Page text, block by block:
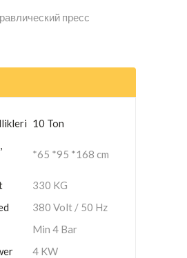
пресс
10 Ton
*65 *95 *168 cm
330 KG
380 Volt / 50 Hz
Min 4 Bar
4 KW